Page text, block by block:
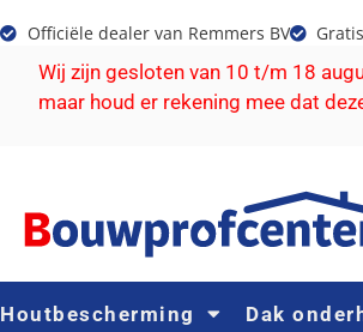
Officiële dealer van Remmers BV
Wij zijn gesloten van 10 t/m 18
maar houd er rekening mee dat
Houtbescherming Dak